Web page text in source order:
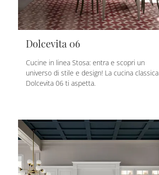
Dolcevita 06
Cucine in linea Stosa: entra e scopri un
universo di stile e design! La cucina classica
Dolcevita 06 ti aspetta.